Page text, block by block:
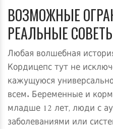
ВОЗМОЖНЫЕ
РЕАЛЬНЫЕ
Любая волшебная
Кордицепс тут не
кажущуюся
всем. Беременные и
младше 12 лет, люди с
заболеваниями или